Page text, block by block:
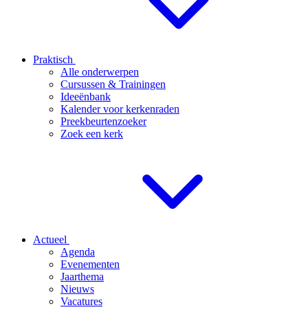
Praktisch
Alle onderwerpen
Cursussen & Trainingen
Ideeënbank
Kalender voor kerkenraden
Preekbeurtenzoeker
Zoek een kerk
Actueel
Agenda
Evenementen
Jaarthema
Nieuws
Vacatures